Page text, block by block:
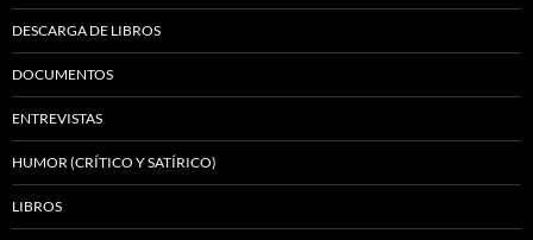
DESCARGA DE LIBROS
DOCUMENTOS
ENTREVISTAS
HUMOR (CRÍTICO Y SATÍRICO)
LIBROS